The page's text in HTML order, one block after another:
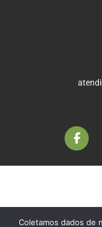
Coletamos dados de